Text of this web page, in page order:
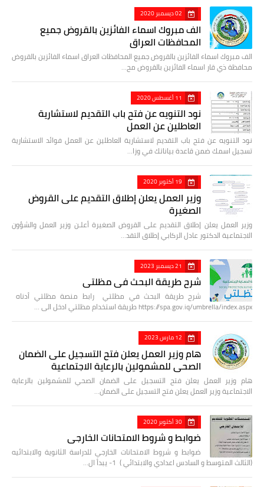
02 ديسمبر 2020
الف مبروك اسماء الفائزين بالقروض جميع
المحافظات العراق
الف مبروك اسماء الفائزين بالقروض جميع المحافظات العراق اسماء الفائزين بالقروض
محافظة ذي قار اسماء الفائزين بالقروض مح…
11 أغسطس 2020
نود التنويه عن فتح باب التقديم لاستشارية
العاطلين عن العمل
نود التنويه عن فتح باب التقديم لاستشارية العاطلين عن العمل فوائد الاستشارية
تسجيل اسمك ضمن قاعدة بياناتك في وزا…
19 أكتوبر 2020
وزير العمل يعلن إطلاق التقديم على القروض
الصغيرة
وزير العمل يعلن إطلاق التقديم على القروض الصغيرة أعلـن وزير العمل والشؤون
الاجتماعية الدكتور عادل الركابي إطلاق التقد…
21 ديسمبر 2023
شرح طريقة البحث في مظلتي
شرح طريقة البحث في مظلتي رابط منصة مظلتي أدناه
https://spa.gov.iq/umbrella/index.aspx طريقة استخدام مظلتي ادخل الى …
12 مارس 2023
هام وزير العمل يعلن فتح التسجيل على الضمان
الصحي للمشمولين بالرعاية الاجتماعية
هام وزير العمل يعلن فتح التسجيل على الضمان الصحي للمشمولين بالرعاية
الاجتماعية وزير العمل يعلن فتح التسجيل على الضمان…
30 أكتوبر 2020
ضوابط و شروط الامتحانات الخارجي
ضوابط و شروط الامتحانات الخارجي للدراسة الثانوية والابتدائيه
(الثالث المتوسط و السادس اعدادي والابتدائي ) 1- يبدأ ال…